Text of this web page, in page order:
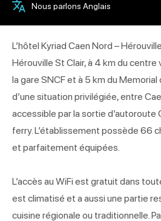
Nous parlons Anglais
L’hôtel Kyriad Caen Nord –
Hérouville St Clair, à 4 km du centre
la gare SNCF et à 5 km du Memorial
d’une situation privilégiée, entre
accessible par la sortie d’autoroute
ferry. L’établissement possède 66
et parfaitement équipées.
L’accès au WiFi est gratuit dans
est climatisé et a aussi une partie
cuisine régionale ou traditionnelle.